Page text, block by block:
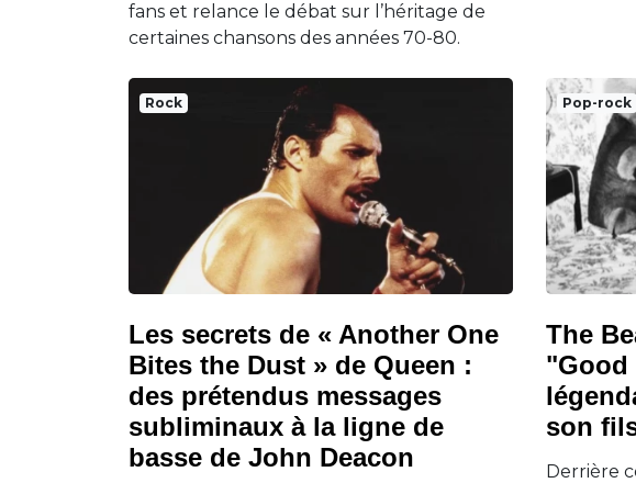
fans et relance le débat sur l’héritage de
certaines chansons des années 70-80.
Rock
Les secrets de « Another One
Bites the Dust » de Queen :
des prétendus messages
subliminaux à la ligne de
basse de John Deacon
Pop-rock
The
"Good
son
Derrière